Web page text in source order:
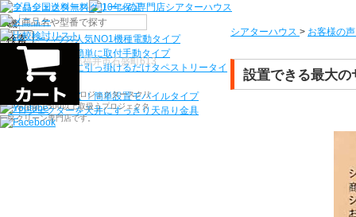
検索
シアターハウス > お客様の声
設置できる最大
機種から選ぶ
シアターハウス人気NO1機種電動タイプ
電源工事なしで簡単に取付手動タイプ
ネジ付きフックに引っ掛けるだけタペストリータイ
持ち運びらくらく！簡単設置モバイルタイプ
プロジェクターを天井にすっきり 天吊り金具
〒910-0122 福井県福井市石盛町613
シアターハウスは、プロジェクタースクリ
ーンを全部で500以上取扱うプロジェクタ
ースクリーン専門店です。